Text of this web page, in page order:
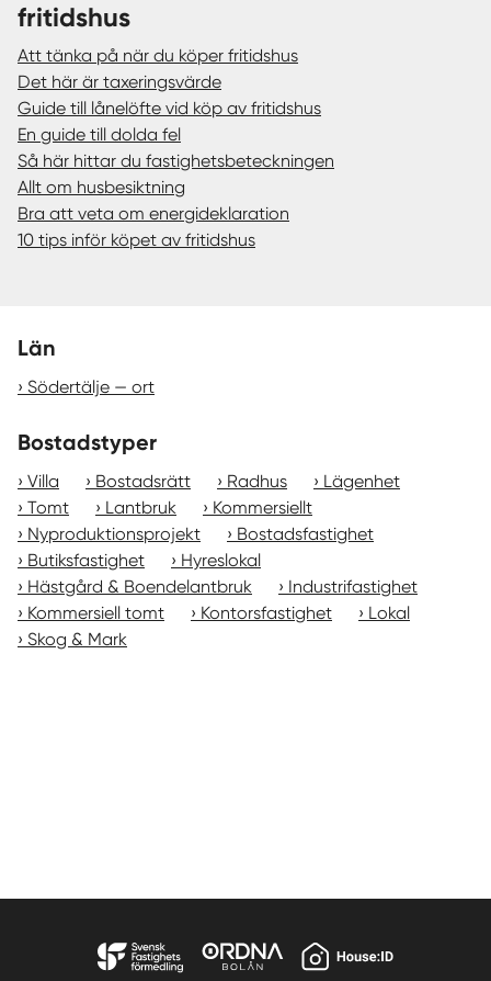
fritidshus
Att tänka på när du köper fritidshus
Det här är taxeringsvärde
Guide till lånelöfte vid köp av fritidshus
En guide till dolda fel
Så här hittar du fastighetsbeteckningen
Allt om husbesiktning
Bra att veta om energideklaration
10 tips inför köpet av fritidshus
Län
Södertälje — ort
Bostadstyper
Villa Bostadsrätt Radhus
Lägenhet
Tomt
Lantbruk
Kommersiellt
Nyproduktionsprojekt
Bostadsfastighet
Butiksfastighet
Hyreslokal
Hästgård & Boendelantbruk
Industrifastighet
Kommersiell tomt
Kontorsfastighet
Lokal
Skog & Mark